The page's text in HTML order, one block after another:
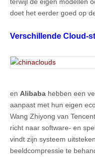
doet het eerder goed op
Verschillende Cloud-
en Alibaba hebben een
aanpast met hun eigen
Wang Zhiyong van
richt naar software- en
vindt zijn systeem
beeldcompressie te